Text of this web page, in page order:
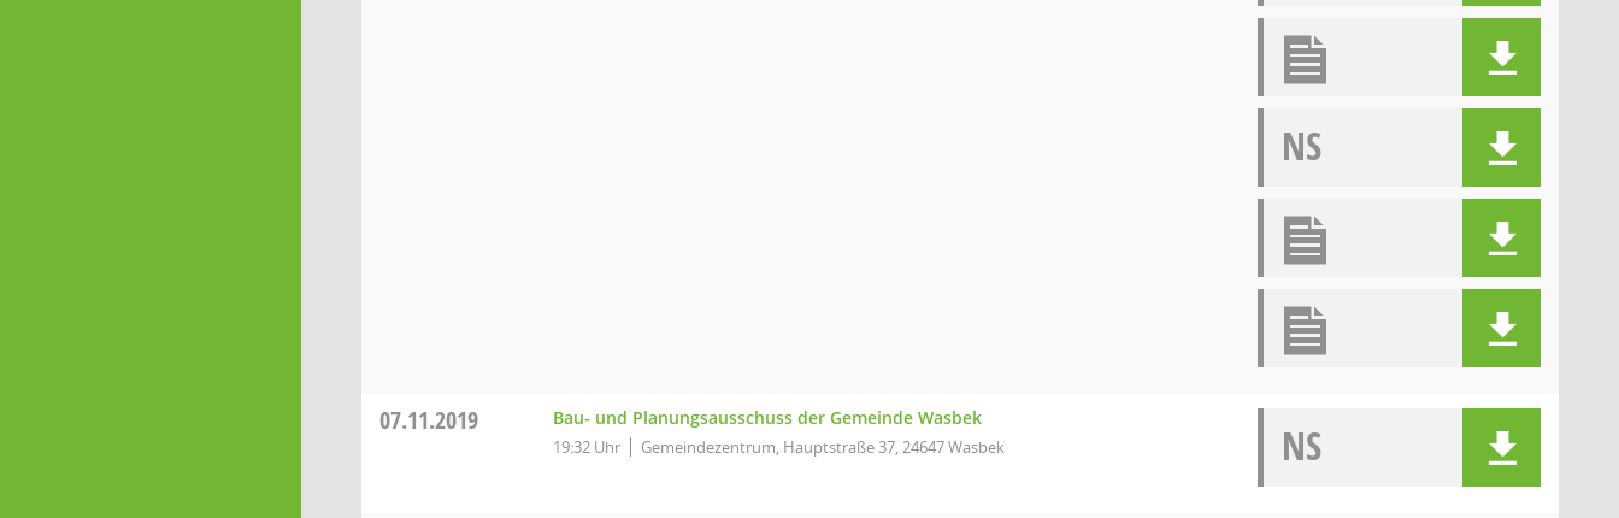
NS
07.11.2019 Bau- und Planungsausschuss der Gemeinde Wasbek
19:32 Uhr Gemeindezentrum, Hauptstraße 37, 24647 Wasbek NS